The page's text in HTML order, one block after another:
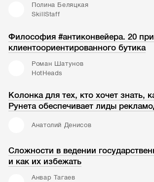
Полина Беляцкая
SkillStaff
Философия #антиконвейера. 20
клиентоориентированного бутика
Роман Шатунов
HotHeads
Колонка для тех, кто хочет знать,
Рунета обеспечивает лиды
Анатолий Денисов
Сложности в ведении
и как их избежать
Анвар Тагаев